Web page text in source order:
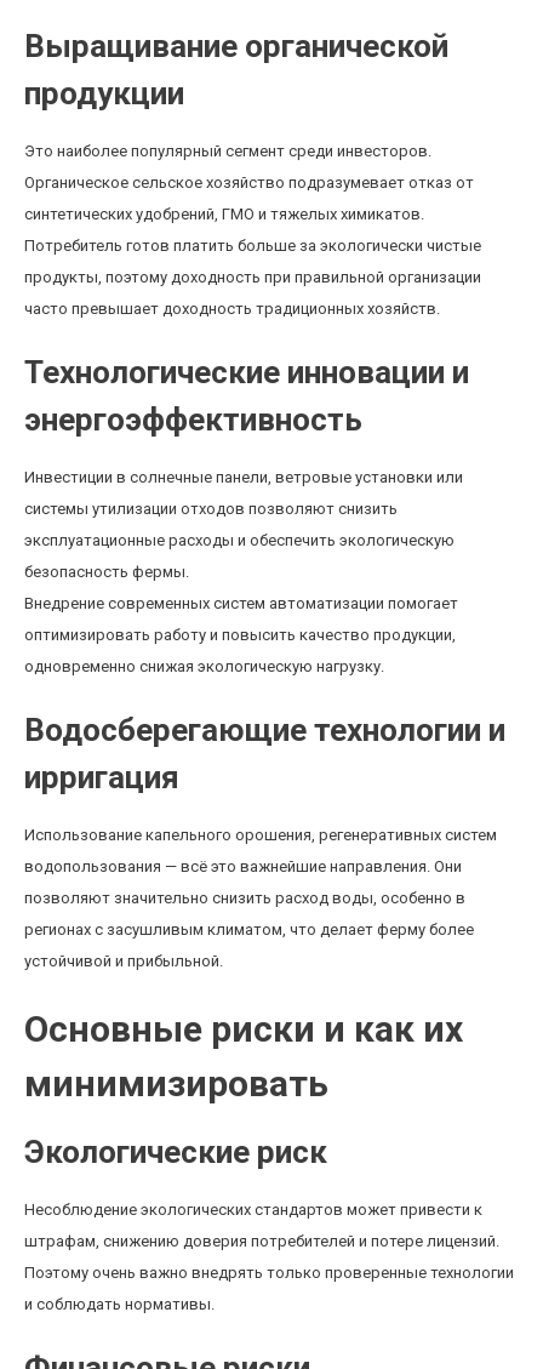
Выращивание органической
продукции
Это наиболее популярный сегмент среди инвесторов.
Органическое сельское хозяйство подразумевает отказ от
синтетических удобрений, ГМО и тяжелых химикатов.
Потребитель готов платить больше за экологически чистые
продукты, поэтому доходность при правильной организации
часто превышает доходность традиционных хозяйств.
Технологические инновации и
энергоэффективность
Инвестиции в солнечные панели, ветровые установки или
системы утилизации отходов позволяют снизить
эксплуатационные расходы и обеспечить экологическую
безопасность фермы.
Внедрение современных систем автоматизации помогает
оптимизировать работу и повысить качество продукции,
одновременно снижая экологическую нагрузку.
Водосберегающие технологии и
ирригация
Использование капельного орошения, регенеративных систем
водопользования — всё это важнейшие направления. Они
позволяют значительно снизить расход воды, особенно в
регионах с засушливым климатом, что делает ферму более
устойчивой и прибыльной.
Основные риски и как их
минимизировать
Экологические риск
Несоблюдение экологических стандартов может привести к
штрафам, снижению доверия потребителей и потере лицензий.
Поэтому очень важно внедрять только проверенные технологии
и соблюдать нормативы.